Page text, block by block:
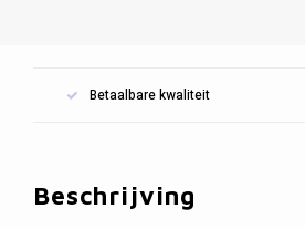
Betaalbare kwaliteit
Beschrijving